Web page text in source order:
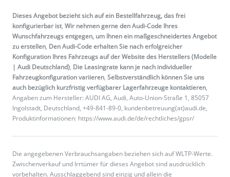
Dieses Angebot bezieht sich auf ein Bestellfahrzeug, das frei
konfigurierbar ist, Wir nehmen gerne den Audi-Code Ihres
Wunschfahrzeugs entgegen, um Ihnen ein maßgeschneidertes Angebot
zu erstellen, Den Audi-Code erhalten Sie nach erfolgreicher
Konfiguration Ihres Fahrzeugs auf der Website des Herstellers (Modelle
| Audi Deutschland), Die Leasingrate kann je nach individueller
Fahrzeugkonfiguration variieren, Selbstverständlich können Sie uns
auch bezüglich kurzfristig verfügbarer Lagerfahrzeuge kontaktieren,
Angaben zum Hersteller: AUDI AG, Audi, Auto-Union-Straße 1, 85057
Ingolstadt, Deutschland, +49-841-89-0, kundenbetreuung(at)audi.de,
Produktinformationen: https://www.audi.de/de/rechtliches/gpsr/
Die angegebenen Verbrauchsangaben beziehen sich auf WLTP-Werte.
Zwischenverkauf und Irrtümer für dieses Angebot sind ausdrücklich
vorbehalten. Ausschlaggebend sind einzig und allein die